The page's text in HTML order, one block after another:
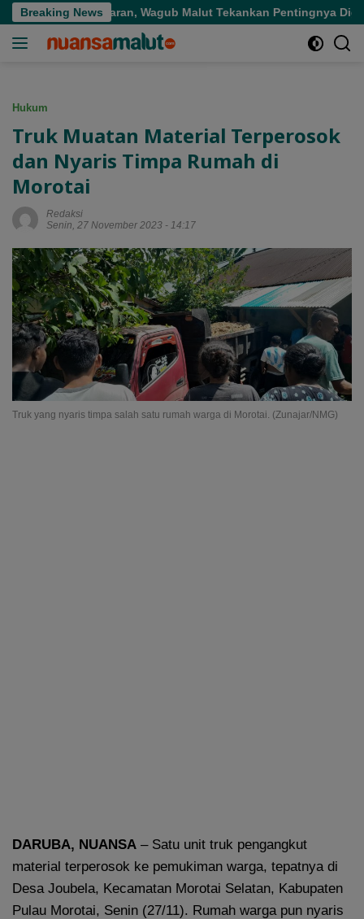
Langsung
ke
Breaking News
Sasaran, Wagub Malut Tekankan Pentingnya Digitalisasi
Hukum
Truk Muatan Material Terperosok
dan Nyaris Timpa Rumah di
Morotai
Redaksi
Senin, 27 November 2023 - 14:17
Truk yang nyaris timpa salah satu rumah warga di Morotai. (Zunajar/NMG)
DARUBA, NUANSA – Satu unit truk pengangkut
material terperosok ke pemukiman warga, tepatnya di
Desa Joubela, Kecamatan Morotai Selatan, Kabupaten
Pulau Morotai, Senin (27/11). Rumah warga pun nyaris